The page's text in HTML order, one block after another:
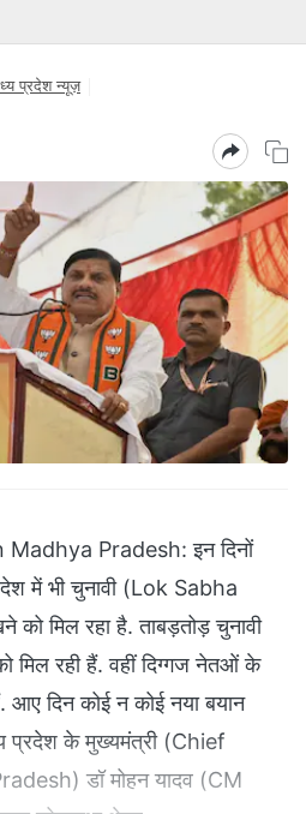
प्रदेश न्यूज़
Pradesh: इन दिनों
में भी चुनावी (Lok Sabha
मिल रहा है. ताबड़तोड़ चुनावी
मिल रही हैं. वहीं दिग्गज नेतओं के
आए दिन कोई न कोई नया बयान
प्रदेश के मुख्यमंत्री (Chief
डॉ मोहन यादव (CM